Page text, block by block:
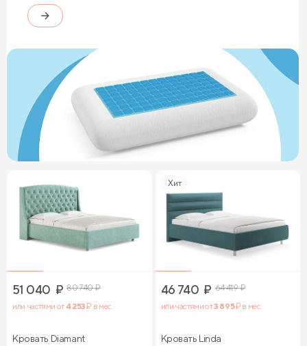
51 040 ₽ 80 740₽
или частями от 4 253₽ в мес.
Кровать Diamant
Хит
46 740 ₽ 64 419₽
или частями от3 895₽ в мес.
Кровать Linda